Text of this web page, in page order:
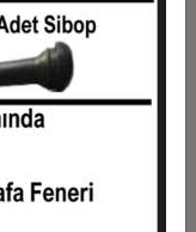
5.517,30 TL
5.607,75 TL
Toplam Tutar